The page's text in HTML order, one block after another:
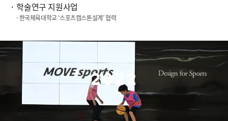
학술연구 지원사업
· 한국체육대학교 ‘스포츠캡스톤설계’ 협력
2022